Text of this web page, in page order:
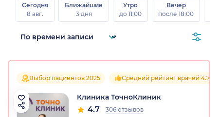
Сегодня
8 авг.
Ближайшие
3 дня
Утро
до 11:00
Вечер
после 18:00
Выбор пациентов 2025 Средний рейтинг врачей 4.7
Клиника ТочноКлиник
4.7 306 отзывов